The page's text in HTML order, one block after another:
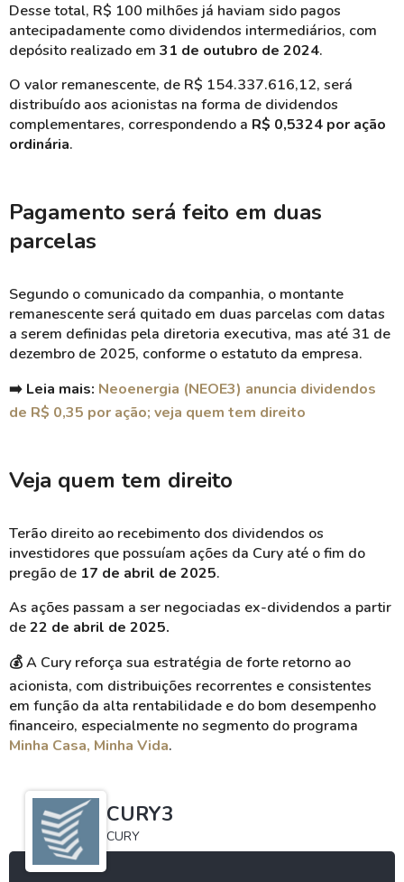
Desse total, R$ 100 milhões já haviam sido pagos
antecipadamente como dividendos intermediários, com
depósito realizado em 31 de outubro de 2024.
O valor remanescente, de R$ 154.337.616,12, será
distribuído aos acionistas na forma de dividendos
complementares, correspondendo a R$ 0,5324 por ação
ordinária.
Pagamento será feito em duas
parcelas
Segundo o comunicado da companhia, o montante
remanescente será quitado em duas parcelas com datas
a serem definidas pela diretoria executiva, mas até 31 de
dezembro de 2025, conforme o estatuto da empresa.
➡️ Leia mais: Neoenergia (NEOE3) anuncia dividendos
de R$ 0,35 por ação; veja quem tem direito
Veja quem tem direito
Terão direito ao recebimento dos dividendos os
investidores que possuíam ações da Cury até o fim do
pregão de 17 de abril de 2025.
As ações passam a ser negociadas ex-dividendos a partir
de22 de abril de 2025.
💰A Cury reforça sua estratégia de forte retorno ao
acionista, com distribuições recorrentes e consistentes
em função da alta rentabilidade e do bom desempenho
financeiro, especialmente no segmento do programa
Minha Casa, Minha Vida.
CURY3
CURY